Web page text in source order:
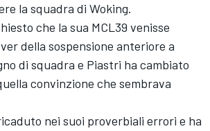
la squadra di Woking.
che la sua MCL39 venisse
della sospensione anteriore a
di squadra e Piastri ha cambiato
convinzione che sembrava
nei suoi proverbiali errori e ha